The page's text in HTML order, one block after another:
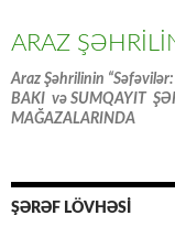
ARAZ
Araz Şəhrilinin
BAKI və SUMQAYIT
MAĞAZALARINDA
ŞƏRƏF LÖVHƏSİ